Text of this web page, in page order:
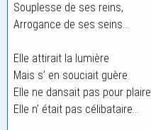
Souplesse de ses reins,
Arrogance de ses seins…
Elle attirait la lumière
Mais s’ en souciait guère.
Elle ne dansait pas pour plaire
Elle n’ était pas célibataire…